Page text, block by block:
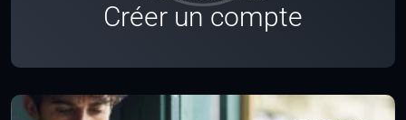
Créer un compte